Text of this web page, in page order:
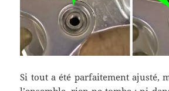
Si tout a été parfaitement ajusté,